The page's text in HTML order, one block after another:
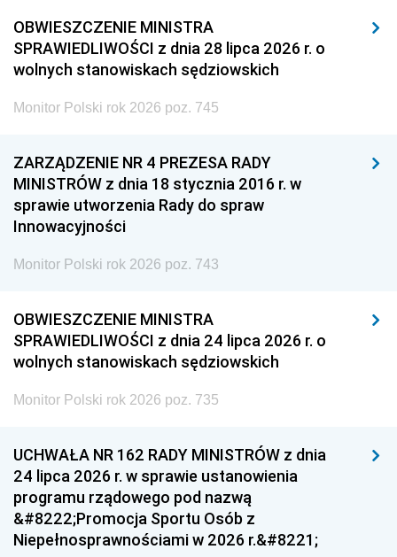
OBWIESZCZENIE MINISTRA
SPRAWIEDLIWOŚCI z dnia 28 lipca 2026 r. o
wolnych stanowiskach sędziowskich
Monitor Polski rok 2026 poz. 745
ZARZĄDZENIE NR 4 PREZESA RADY
MINISTRÓW z dnia 18 stycznia 2016 r. w
sprawie utworzenia Rady do spraw
Innowacyjności
Monitor Polski rok 2026 poz. 743
OBWIESZCZENIE MINISTRA
SPRAWIEDLIWOŚCI z dnia 24 lipca 2026 r. o
wolnych stanowiskach sędziowskich
Monitor Polski rok 2026 poz. 735
UCHWAŁA NR 162 RADY MINISTRÓW z dnia
24 lipca 2026 r. w sprawie ustanowienia
programu rządowego pod nazwą
&#8222;Promocja Sportu Osób z
Niepełnosprawnościami w 2026 r.&#8221;